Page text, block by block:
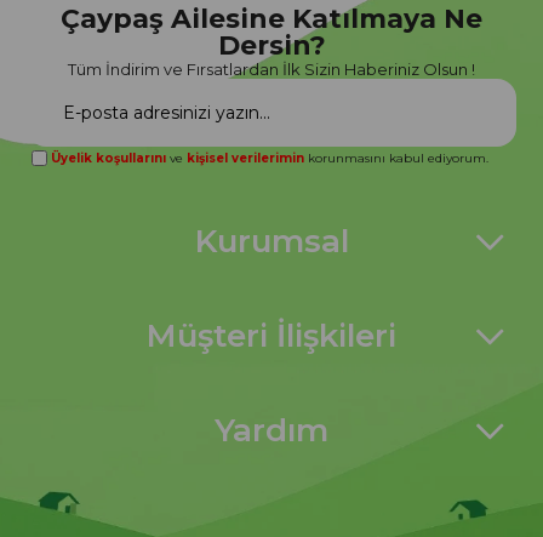
Çaypaş Ailesine Katılmaya Ne
Dersin?
Tüm İndirim ve Fırsatlardan İlk Sizin Haberiniz Olsun !
Üyelik koşullarını ve kişisel verilerimin korunmasını kabul ediyorum.
Kurumsal
Müşteri İlişkileri
Yardım